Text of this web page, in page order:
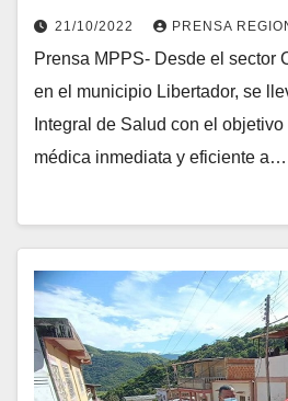
21/10/2022 PRENSA
Prensa MPPS- Desde el sector
en el municipio Libertador, se
Integral de Salud con el
médica inmediata y eficiente a…